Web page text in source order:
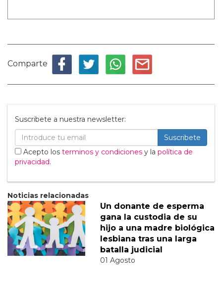
Comparte
Suscribete a nuestra newsletter:
Suscribete
Acepto los terminos y condiciones y la política de
privacidad.
Noticias relacionadas
Un donante de esperma
gana la custodia de su
hijo a una madre biológica
lesbiana tras una larga
batalla judicial
01 Agosto